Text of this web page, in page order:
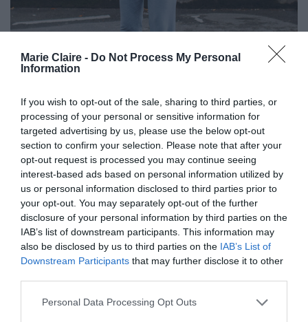
Marie Claire - Do Not Process My Personal
Information
If you wish to opt-out of the sale, sharing to third parties, or
processing of your personal or sensitive information for
targeted advertising by us, please use the below opt-out
section to confirm your selection. Please note that after your
opt-out request is processed you may continue seeing
interest-based ads based on personal information utilized by
us or personal information disclosed to third parties prior to
your opt-out. You may separately opt-out of the further
disclosure of your personal information by third parties on the
IAB’s list of downstream participants. This information may
also be disclosed by us to third parties on the IAB’s List of
Downstream Participants that may further disclose it to other
Personal Data Processing Opt Outs